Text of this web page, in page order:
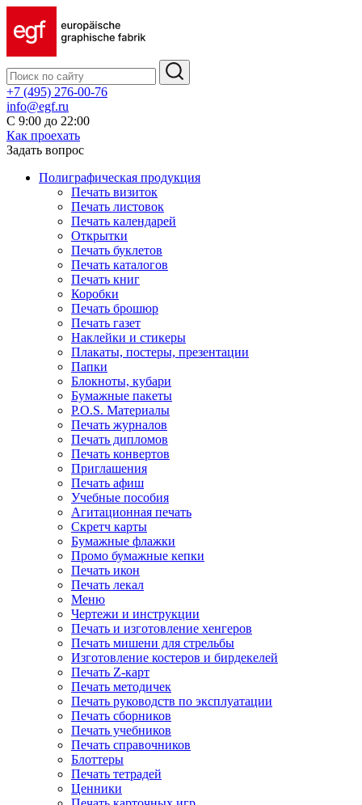
+7 (495) 276-00-76
info@egf.ru
С 9:00 до 22:00
Как проехать
Задать вопрос
Полиграфическая продукция
Печать визиток
Печать листовок
Печать календарей
Открытки
Печать буклетов
Печать каталогов
Печать книг
Коробки
Печать брошюр
Печать газет
Наклейки и стикеры
Плакаты, постеры, презентации
Папки
Блокноты, кубари
Бумажные пакеты
P.O.S. Материалы
Печать журналов
Печать дипломов
Печать конвертов
Приглашения
Печать афиш
Учебные пособия
Агитационная печать
Скретч карты
Бумажные флажки
Промо бумажные кепки
Печать икон
Печать лекал
Меню
Чертежи и инструкции
Печать и изготовление хенгеров
Печать мишени для стрельбы
Изготовление костеров и бирдекелей
Печать Z-карт
Печать методичек
Печать руководств по эксплуатации
Печать сборников
Печать учебников
Печать справочников
Блоттеры
Печать тетрадей
Ценники